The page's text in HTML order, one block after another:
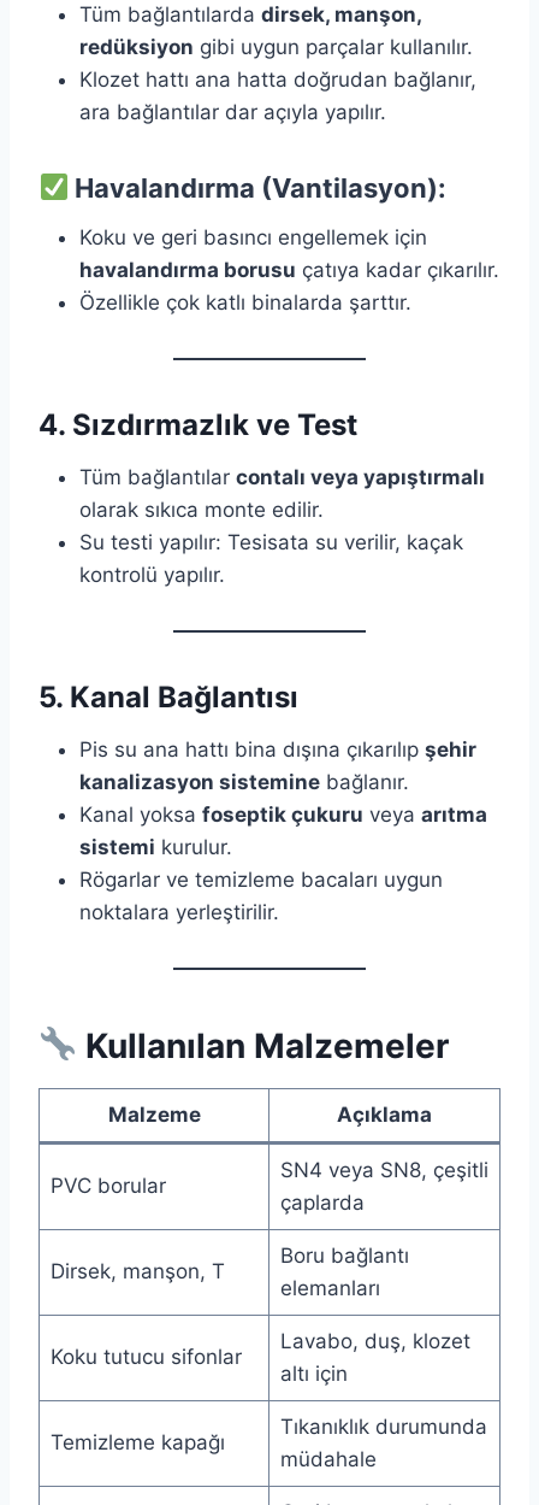
Tüm bağlantılarda dirsek, manşon,
redüksiyon gibi uygun parçalar kullanılır.
Klozet hattı ana hatta doğrudan bağlanır,
ara bağlantılar dar açıyla yapılır.
Havalandırma (Vantilasyon):
Koku ve geri basıncı engellemek için
havalandırma borusu çatıya kadar çıkarılır.
Özellikle çok katlı binalarda şarttır.
4. Sızdırmazlık ve Test
Tüm bağlantılar contalı veya yapıştırmalı
olarak sıkıca monte edilir.
Su testi yapılır: Tesisata su verilir, kaçak
kontrolü yapılır.
5. Kanal Bağlantısı
Pis su ana hattı bina dışına çıkarılıp şehir
kanalizasyon sistemine bağlanır.
Kanal yoksa foseptik çukuru veya arıtma
sistemi kurulur.
Rögarlar ve temizleme bacaları uygun
noktalara yerleştirilir.
Kullanılan Malzemeler
Malzeme Açıklama
PVC borular
SN4 veya SN8, çeşitli
çaplarda
Dirsek, manşon, T
Boru bağlantı
elemanları
Koku tutucu sifonlar
Lavabo, duş, klozet
altı için
Temizleme kapağı
Tıkanıklık durumunda
müdahale